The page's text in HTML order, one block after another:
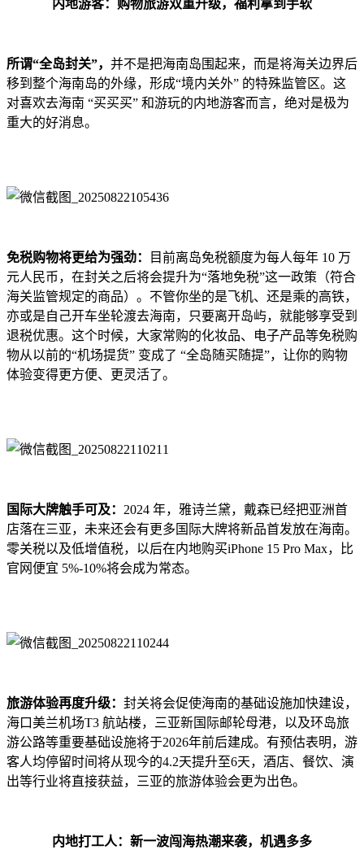
内地游客：购物旅游双重升级，福利拿到手软
所谓“全岛封关”， 并不是把海南岛围起来，而是将海关边界后
移到整个海南岛的外缘，形成“境内关外” 的特殊监管区。这
对喜欢去海南 “买买买” 和游玩的内地游客而言，绝对是极为
重大的好消息。
免税购物将更给为强劲：
目前离岛免税额度为每人每年 10 万
元人民币，在封关之后将会提升为“落地免税”这一政策（符合
海关监管规定的商品）。不管你坐的是飞机、还是乘的高铁，
亦或是自己开车坐轮渡去海南，只要离开岛屿，就能够享受到
退税优惠。这个时候，大家常购的化妆品、电子产品等免税购
物从以前的“机场提货” 变成了 “全岛随买随提”，让你的购物
体验变得更方便、更灵活了。
国际大牌触手可及： 2024 年，雅诗兰黛，戴森已经把亚洲首
店落在三亚，未来还会有更多国际大牌将新品首发放在海南。
零关税以及低增值税，以后在内地购买iPhone 15 Pro Max，比
官网便宜 5%-10%将会成为常态。
旅游体验再度升级： 封关将会促使海南的基础设施加快建设，
海口美兰机场T3 航站楼，三亚新国际邮轮母港，以及环岛旅
游公路等重要基础设施将于2026年前后建成。有预估表明，游
客人均停留时间将从现今的4.2天提升至6天，酒店、餐饮、演
出等行业将直接获益，三亚的旅游体验会更为出色。
内地打工人：新一波闯海热潮来袭，机遇多多